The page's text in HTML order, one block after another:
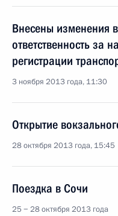
Внесены изменения
ответственность за
регистрации
3 ноября 2013 года, 11:30
Открытие
28 октября 2013 года, 15:45
Поездка в Сочи
25 − 28 октября 2013 года